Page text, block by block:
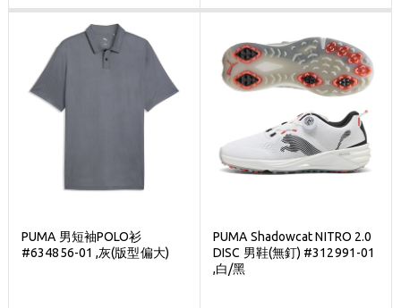
PUMA 男短袖POLO衫
#634856-01 ,灰(版型偏大)
PUMA Shadowcat NITRO 2.0
DISC 男鞋(無釘) #312991-01
,白/黑